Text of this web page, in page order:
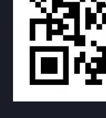
常见问题
购买流程 版权条款